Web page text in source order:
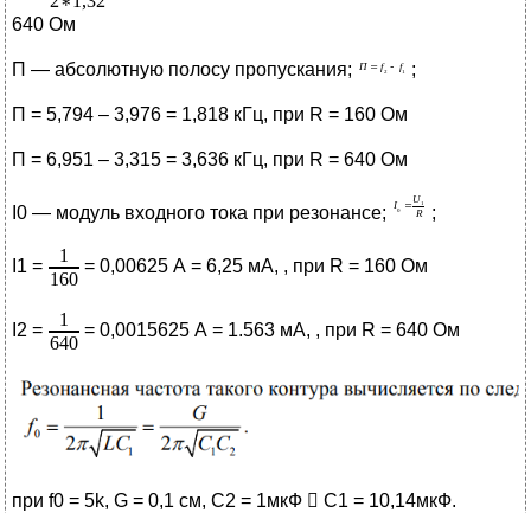
640 Ом
П — абсолютную полосу пропускания; ;
П = 5,794 – 3,976 = 1,818 кГц, при R = 160 Ом
П = 6,951 – 3,315 = 3,636 кГц, при R = 640 Ом
I0 — модуль входного тока при резонансе; ;
I1 = = 0,00625 А = 6,25 мА, , при R = 160 Ом
I2 = = 0,0015625 А = 1.563 мА, , при R = 640 Ом
при f0 = 5k, G = 0,1 см, C2 = 1мкФ  C1 = 10,14мкФ.